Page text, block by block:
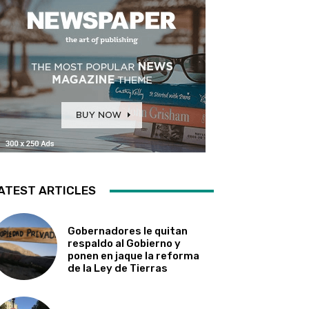
ARTICLES
Gobernadores le quitan
respaldo al Gobierno y
ponen en jaque la reforma
de la Ley de Tierras